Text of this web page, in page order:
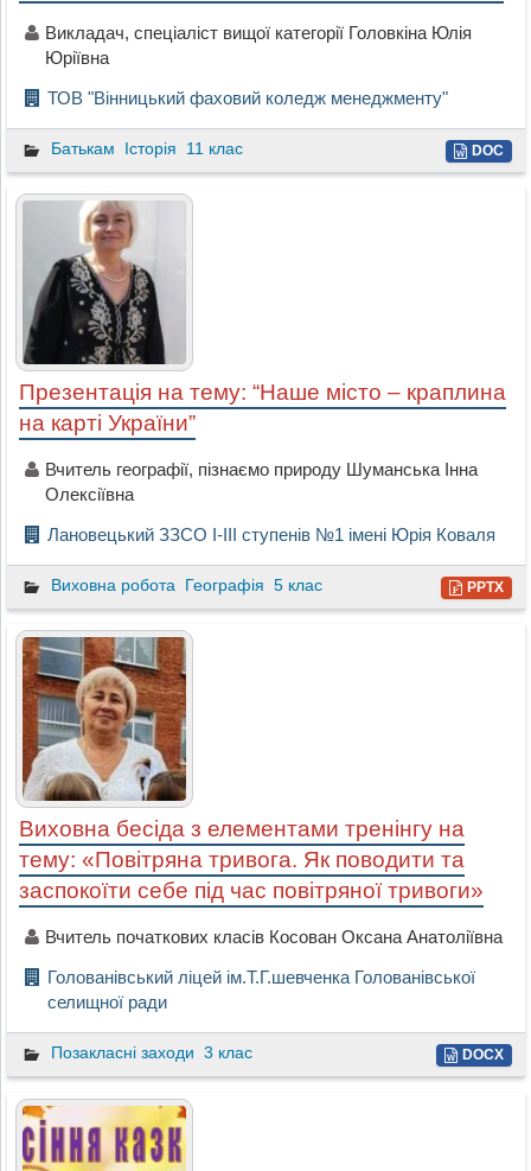
Викладач, спеціаліст вищої категорії Головкіна Юлія
Юріївна
ТОВ "Вінницький фаховий коледж менеджменту"
Батькам Історія 11 клас DOC
Презентація на тему: “Наше місто – краплина
на карті України”
Вчитель географії, пізнаємо природу Шуманська Інна
Олексіївна
Лановецький ЗЗСО I-III ступенів №1 імені Юрія Коваля
Виховна робота Географія 5 клас PPTX
Виховна бесіда з елементами тренінгу на
тему: «Повітряна тривога. Як поводити та
заспокоїти себе під час повітряної тривоги»
Вчитель початкових класів Косован Оксана Анатоліївна
Голованівський ліцей ім.Т.Г.шевченка Голованівської
селищної ради
Позакласні заходи 3 клас DOCX